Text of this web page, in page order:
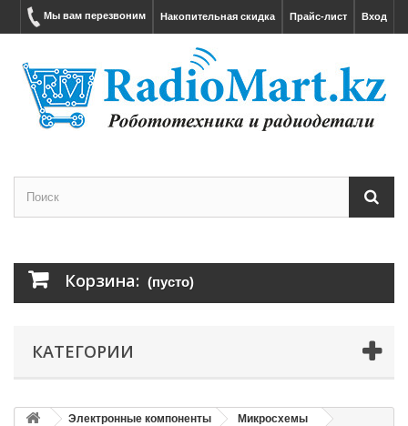
Вход
Прайс-лист
Накопительная скидка
Мы вам перезвоним
Корзина: (пусто)
КАТЕГОРИИ
Электронные компоненты
Микросхемы